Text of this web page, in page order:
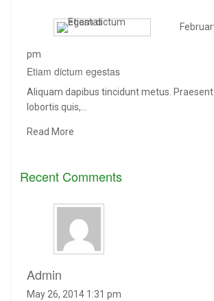
pm
Etiam dictum egestas
Aliquam dapibus tincidunt metus. Praesent
lobortis quis,…
Read More
Recent Comments
admin
May 26, 2014 1:31 pm